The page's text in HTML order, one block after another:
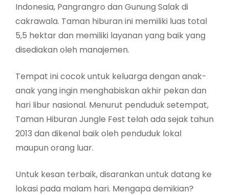
Indonesia, Pangrangro dan Gunung Salak di
cakrawala. Taman hiburan ini memiliki luas total
5,5 hektar dan memiliki layanan yang baik yang
disediakan oleh manajemen.
Tempat ini cocok untuk keluarga dengan anak-
anak yang ingin menghabiskan akhir pekan dan
hari libur nasional. Menurut penduduk setempat,
Taman Hiburan Jungle Fest telah ada sejak tahun
2013 dan dikenal baik oleh penduduk lokal
maupun orang luar.
Untuk kesan terbaik, disarankan untuk datang ke
lokasi pada malam hari. Mengapa demikian?